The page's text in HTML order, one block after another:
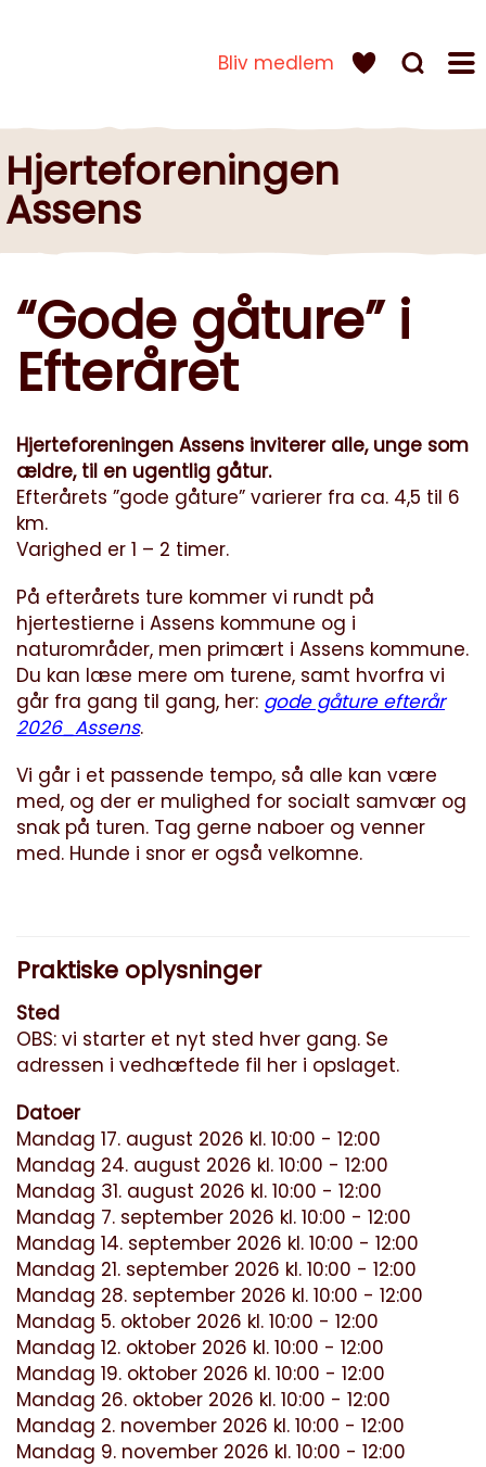
Bliv medlem
Hjerteforeningen
Assens
“Gode gåture” i
Efteråret
Hjerteforeningen Assens inviterer alle, unge som
ældre, til en ugentlig gåtur.
Efterårets ”gode gåture” varierer fra ca. 4,5 til 6
km.
Varighed er 1 – 2 timer.
På efterårets ture kommer vi rundt på
hjertestierne i Assens kommune og i
naturområder, men primært i Assens kommune.
Du kan læse mere om turene, samt hvorfra vi
går fra gang til gang, her: gode gåture efterår
2026_Assens.
Vi går i et passende tempo, så alle kan være
med, og der er mulighed for socialt samvær og
snak på turen. Tag gerne naboer og venner
med. Hunde i snor er også velkomne.
Praktiske oplysninger
Sted
OBS: vi starter et nyt sted hver gang. Se
adressen i vedhæftede fil her i opslaget.
Datoer
Mandag 17. august 2026 kl. 10:00 - 12:00
Mandag 24. august 2026 kl. 10:00 - 12:00
Mandag 31. august 2026 kl. 10:00 - 12:00
Mandag 7. september 2026 kl. 10:00 - 12:00
Mandag 14. september 2026 kl. 10:00 - 12:00
Mandag 21. september 2026 kl. 10:00 - 12:00
Mandag 28. september 2026 kl. 10:00 - 12:00
Mandag 5. oktober 2026 kl. 10:00 - 12:00
Mandag 12. oktober 2026 kl. 10:00 - 12:00
Mandag 19. oktober 2026 kl. 10:00 - 12:00
Mandag 26. oktober 2026 kl. 10:00 - 12:00
Mandag 2. november 2026 kl. 10:00 - 12:00
Mandag 9. november 2026 kl. 10:00 - 12:00